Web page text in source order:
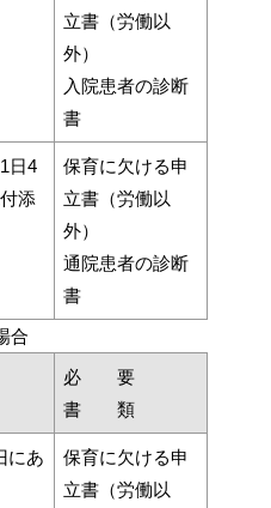
立書（労働以
外）
入院患者の診断
書
日4
添
保育に欠ける申
立書（労働以
外）
通院患者の診断
書
合
必 要
書 類
にあ
保育に欠ける申
立書（労働以